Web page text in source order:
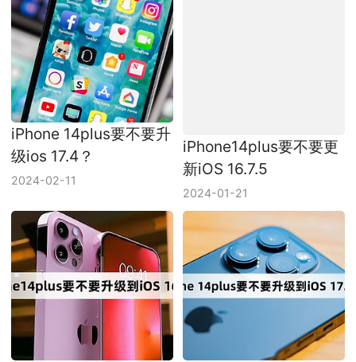
iPhone 14plus要不要升
级ios 17.4？
2024-02-11
新iOS 16.7.5
2024-01-21